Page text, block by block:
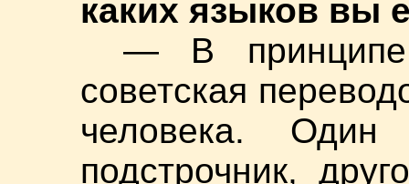
каких языков вы
— В
советская
человека.
подстрочник,